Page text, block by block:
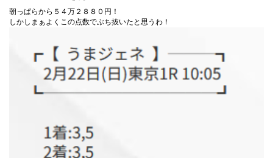
朝っぱらから５４万２８８０円！
しかしまぁよくこの点数でぶち抜いたと思うわ！